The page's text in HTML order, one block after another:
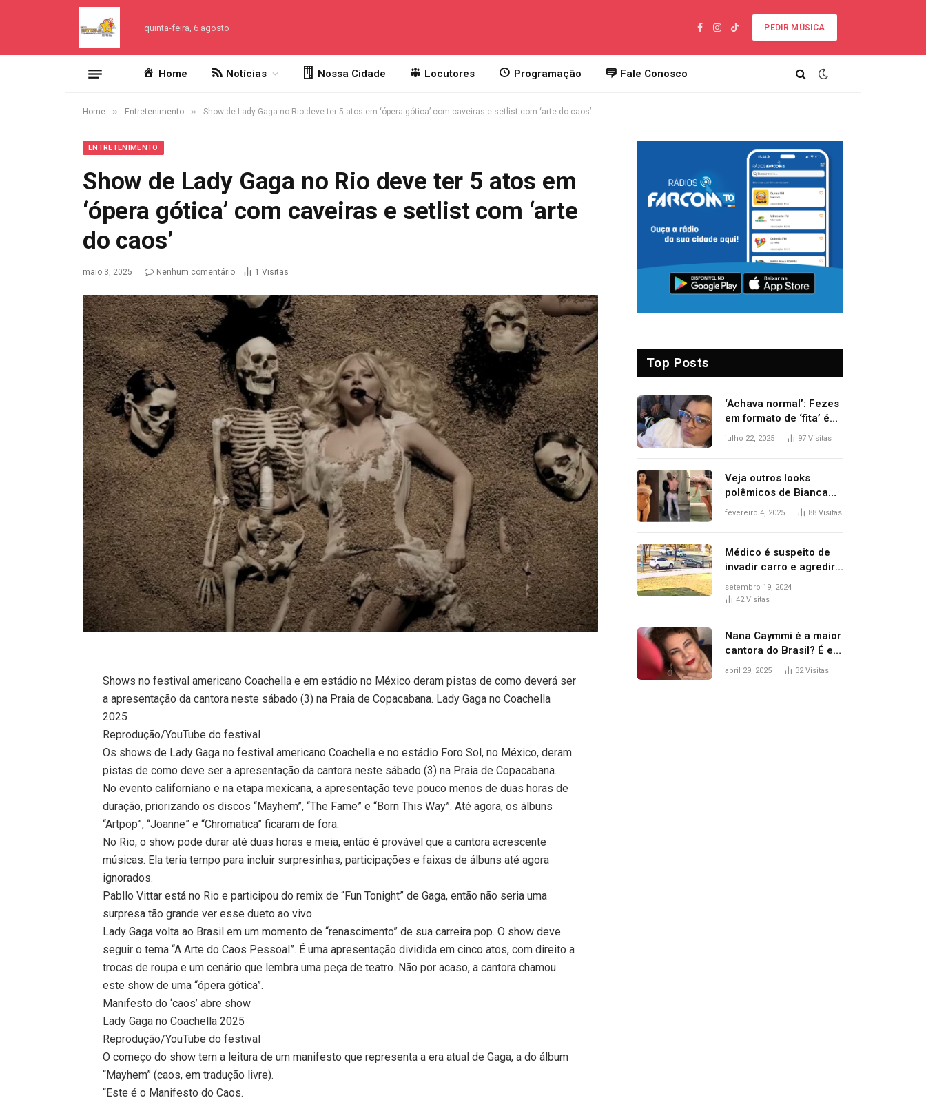
quinta-feira, 6 agosto
Facebook
Instagram
TikTok
PEDIR MÚSICA
Home Notícias Nossa Cidade Locutores Programação Fale Conosco
Home » Entretenimento » Show de Lady Gaga no Rio deve ter 5 atos em ‘ópera gótica’ com caveiras e setlist com ‘arte do caos’
ENTRETENIMENTO
Show de Lady Gaga no Rio deve ter 5 atos em
‘ópera gótica’ com caveiras e setlist com ‘arte
do caos’
maio 3, 2025 Nenhum comentário 1 Visitas
Shows no festival americano Coachella e em estádio no México deram pistas de como deverá ser
a apresentação da cantora neste sábado (3) na Praia de Copacabana. Lady Gaga no Coachella
2025
Reprodução/YouTube do festival
Os shows de Lady Gaga no festival americano Coachella e no estádio Foro Sol, no México, deram
pistas de como deve ser a apresentação da cantora neste sábado (3) na Praia de Copacabana.
No evento californiano e na etapa mexicana, a apresentação teve pouco menos de duas horas de
duração, priorizando os discos “Mayhem”, “The Fame” e “Born This Way”. Até agora, os álbuns
“Artpop”, “Joanne” e “Chromatica” ficaram de fora.
No Rio, o show pode durar até duas horas e meia, então é provável que a cantora acrescente
músicas. Ela teria tempo para incluir surpresinhas, participações e faixas de álbuns até agora
ignorados.
Pabllo Vittar está no Rio e participou do remix de “Fun Tonight” de Gaga, então não seria uma
surpresa tão grande ver esse dueto ao vivo.
Lady Gaga volta ao Brasil em um momento de “renascimento” de sua carreira pop. O show deve
seguir o tema “A Arte do Caos Pessoal”. É uma apresentação dividida em cinco atos, com direito a
trocas de roupa e um cenário que lembra uma peça de teatro. Não por acaso, a cantora chamou
este show de uma “ópera gótica”.
Manifesto do ‘caos’ abre show
Lady Gaga no Coachella 2025
Reprodução/YouTube do festival
O começo do show tem a leitura de um manifesto que representa a era atual de Gaga, a do álbum
“Mayhem” (caos, em tradução livre).
“Este é o Manifesto do Caos.
Top Posts
‘Achava normal’: Fezes
em formato de ‘fita’ é
um dos alertas para
Gil
julho 22, 2025 97 Visitas
Veja outros looks
polêmicos de Bianca
Censori, esposa de
Grammy 2025
fevereiro 4, 2025 88 Visitas
Médico é suspeito de
invadir carro e agredir
delegado aposentado
durante confusão no
setembro 19, 2024
42Visitas
Nana Caymmi é a maior
cantora do Brasil? É e
não é…
abril 29, 2025 32Visitas